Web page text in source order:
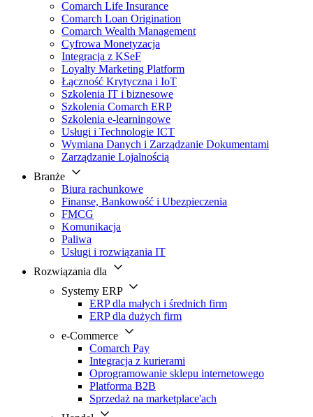
Comarch Life Insurance
Comarch Loan Origination
Comarch Wealth Management
Cyfrowa Monetyzacja
Integracja z KSeF
Loyalty Marketing Platform
Łączność Krytyczna i IoT
Szkolenia IT i biznesowe
Szkolenia Comarch ERP
Szkolenia e-learningowe
Usługi i Technologie ICT
Wymiana Danych i Zarządzanie Dokumentami
Zarządzanie Lojalnością
Branże
Biura rachunkowe
Finanse, Bankowość i Ubezpieczenia
FMCG
Komunikacja
Paliwa
Usługi i rozwiązania IT
Rozwiązania dla
Systemy ERP
ERP dla małych i średnich firm
ERP dla dużych firm
e-Commerce
Comarch Pay
Integracja z kurierami
Oprogramowanie sklepu internetowego
Platforma B2B
Sprzedaż na marketplace'ach